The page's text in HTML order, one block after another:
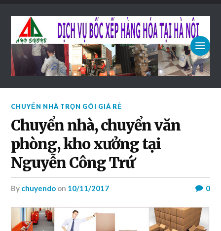
CHUYỂN NHÀ TRỌN GÓI GIÁ RẺ
Chuyển nhà, chuyển văn
phòng, kho xưởng tại
Nguyễn Công Trứ
by chuyendo on 10/11/2017 0